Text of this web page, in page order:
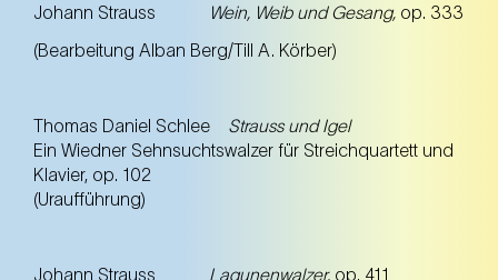
Johann Strauss Wein, Weib und Gesang, op. 333
(Bearbeitung Alban Berg/Till A. Körber)
Thomas Daniel Schlee Strauss und Igel
Ein Wiedner Sehnsuchtswalzer für Streichquartett und
Klavier, op. 102
(Uraufführung)
Johann Strauss Lagunenwalzer, op. 411